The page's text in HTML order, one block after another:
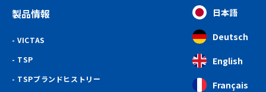
製品情報
VICTAS
TSP
TSPブランドヒストリー
日本語
Deutsch
English
Français